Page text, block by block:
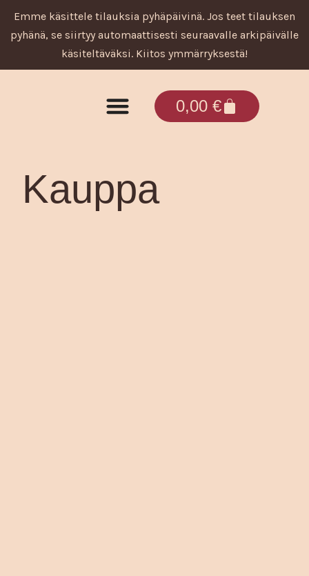
Emme käsittele tilauksia pyhäpäivinä. Jos teet tilauksen
pyhänä, se siirtyy automaattisesti seuraavalle arkipäivälle
käsiteltäväksi. Kiitos ymmärryksestä!
0,00 €Cart
Kauppa